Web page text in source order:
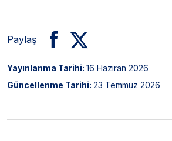
Paylaş
Yayınlanma Tarihi: 16 Haziran 2026
Güncellenme Tarihi: 23 Temmuz 2026